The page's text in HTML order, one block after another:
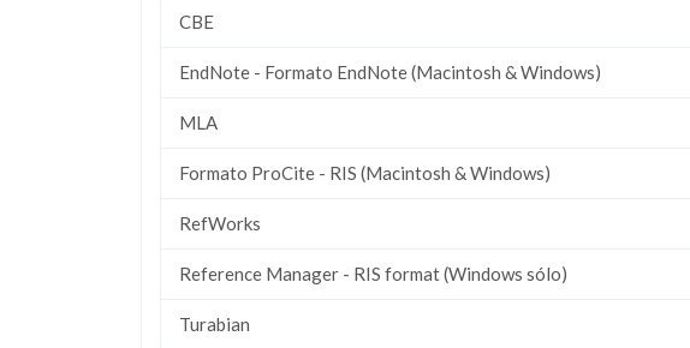
CBE
EndNote - Formato EndNote (Macintosh & Windows)
MLA
Formato ProCite - RIS (Macintosh & Windows)
RefWorks
Reference Manager - RIS format (Windows sólo)
Turabian